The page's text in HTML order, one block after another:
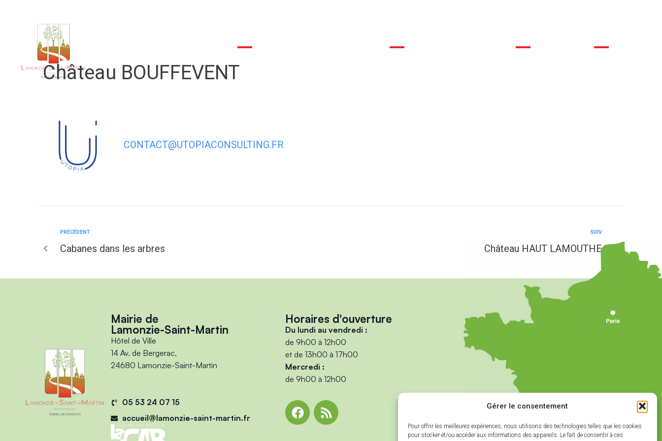
Gérer le consentement
Pour offrir les meilleures expériences, nous utilisons des technologies telles que les cookies
pour stocker et/ou accéder aux informations des appareils. Le fait de consentir à ces
Château BOUFFEVENT
CONTACT@UTOPIACONSULTING.FR
PRÉCÉDENT
Cabanes dans les arbres
SUIV
Château HAUT LAMOUTHE
Mairie de
Lamonzie-Saint-Martin
Hôtel de Ville
14 Av. de Bergerac,
24680 Lamonzie-Saint-Martin
05 53 24 07 15
accueil@lamonzie-saint-martin.fr
Horaires d'ouverture
Du lundi au vendredi :
de 9h00 à 12h00
et de 13h00 à 17h00
Mercredi :
de 9h00 à 12h00